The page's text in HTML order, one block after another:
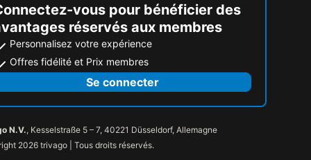
vous pour bénéficier des
réservés aux membres
Personnalisez votre expérience
Offres fidélité et Prix membres
Se connecter
N.V., Kesselstraße 5 – 7, 40221 Düsseldorf, Allemagne
2026 trivago | Tous droits réservés.